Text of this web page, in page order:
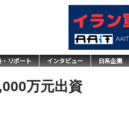
・リポート インタビュー 日系企業
万元出資